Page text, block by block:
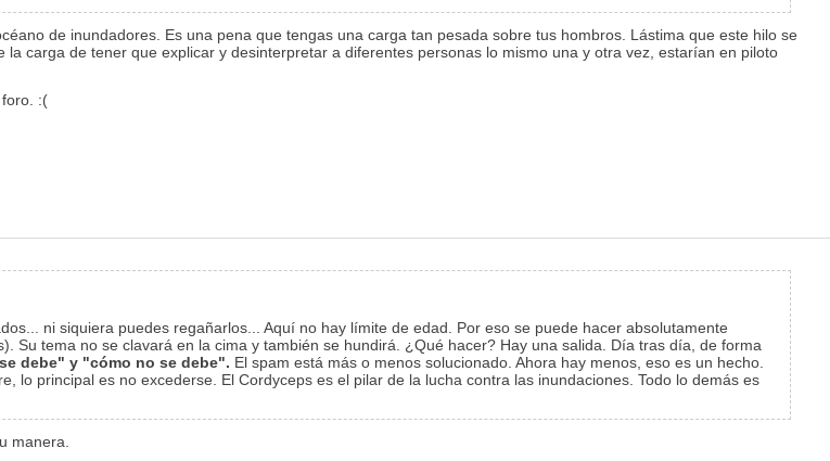
de inundadores. Es una pena que tengas una carga tan pesada sobre tus hombros. Lástima que este hilo se
carga de tener que explicar y desinterpretar a diferentes personas lo mismo una y otra vez, estarían en piloto
:(
ni siquiera puedes regañarlos... Aquí no hay límite de edad. Por eso se puede hacer absolutamente
Su tema no se clavará en la cima y también se hundirá. ¿Qué hacer? Hay una salida. Día tras día, de forma
debe" y "cómo no se debe". El spam está más o menos solucionado. Ahora hay menos, eso es un hecho.
lo principal es no excederse. El Cordyceps es el pilar de la lucha contra las inundaciones. Todo lo demás es
manera.